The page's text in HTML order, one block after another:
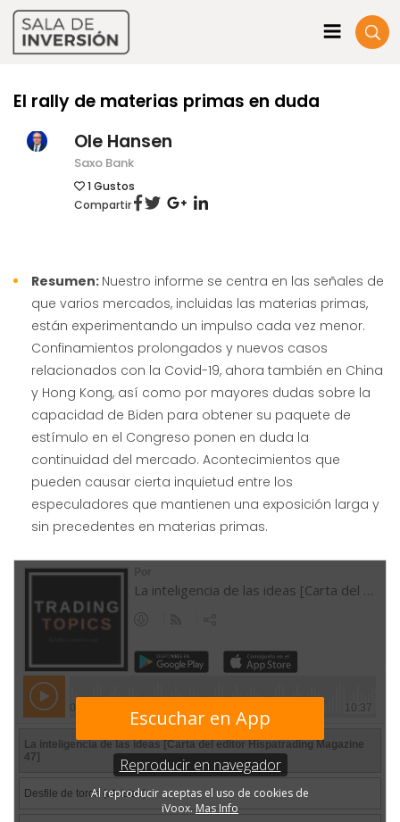
El rally de materias primas en duda
Ole Hansen
Saxo Bank
1Gustos
Compartir
Resumen: Nuestro informe se centra en las señales de
que varios mercados, incluidas las materias primas,
están experimentando un impulso cada vez menor.
Confinamientos prolongados y nuevos casos
relacionados con la Covid-19, ahora también en China
y Hong Kong, así como por mayores dudas sobre la
capacidad de Biden para obtener su paquete de
estímulo en el Congreso ponen en duda la
continuidad del mercado. Acontecimientos que
pueden causar cierta inquietud entre los
especuladores que mantienen una exposición larga y
sin precedentes en materias primas.